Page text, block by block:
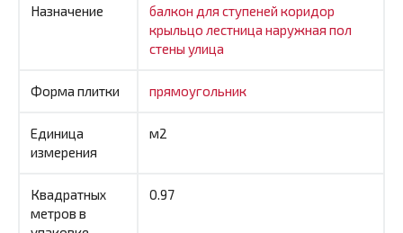
Назначение балкон для ступеней коридор
крыльцо лестница наружная пол
стены улица
Форма плитки прямоугольник
Единица
измерения
м2
Квадратных
метров в
0.97